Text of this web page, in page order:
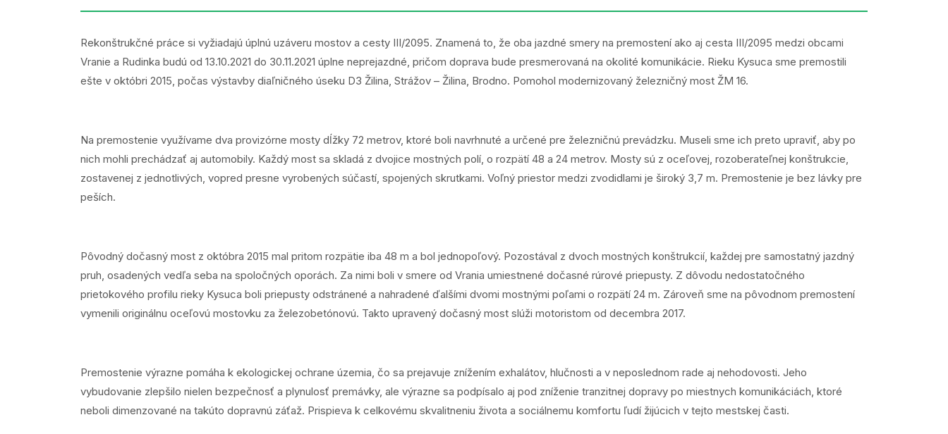
Rekonštrukčné práce si vyžiadajú úplnú uzáveru mostov a cesty III/2095. Znamená to, že oba jazdné smery na premostení ako aj cesta III/2095 medzi obcami
Vranie a Rudinka budú od 13.10.2021 do 30.11.2021 úplne neprejazdné, pričom doprava bude presmerovaná na okolité komunikácie. Rieku Kysuca sme premostili
ešte v októbri 2015, počas výstavby diaľničného úseku D3 Žilina, Strážov – Žilina, Brodno. Pomohol modernizovaný železničný most ŽM 16.
Na premostenie využívame dva provizórne mosty dĺžky 72 metrov, ktoré boli navrhnuté a určené pre železničnú prevádzku. Museli sme ich preto upraviť, aby po
nich mohli prechádzať aj automobily. Každý most sa skladá z dvojice mostných polí, o rozpätí 48 a 24 metrov. Mosty sú z oceľovej, rozoberateľnej konštrukcie,
zostavenej z jednotlivých, vopred presne vyrobených súčastí, spojených skrutkami. Voľný priestor medzi zvodidlami je široký 3,7 m. Premostenie je bez lávky pre
peších.
Pôvodný dočasný most z októbra 2015 mal pritom rozpätie iba 48 m a bol jednopoľový. Pozostával z dvoch mostných konštrukcií, každej pre samostatný jazdný
pruh, osadených vedľa seba na spoločných oporách. Za nimi boli v smere od Vrania umiestnené dočasné rúrové priepusty. Z dôvodu nedostatočného
prietokového profilu rieky Kysuca boli priepusty odstránené a nahradené ďalšími dvomi mostnými poľami o rozpätí 24 m. Zároveň sme na pôvodnom premostení
vymenili originálnu oceľovú mostovku za železobetónovú. Takto upravený dočasný most slúži motoristom od decembra 2017.
Premostenie výrazne pomáha k ekologickej ochrane územia, čo sa prejavuje znížením exhalátov, hlučnosti a v neposlednom rade aj nehodovosti. Jeho
vybudovanie zlepšilo nielen bezpečnosť a plynulosť premávky, ale výrazne sa podpísalo aj pod zníženie tranzitnej dopravy po miestnych komunikáciách, ktoré
neboli dimenzované na takúto dopravnú záťaž. Prispieva k celkovému skvalitneniu života a sociálnemu komfortu ľudí žijúcich v tejto mestskej časti.